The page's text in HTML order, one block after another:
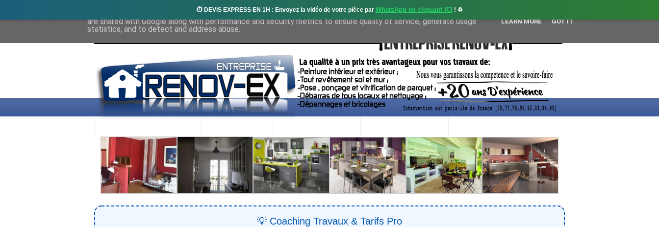
⏱️ DEVIS EXPRESS EN 1H : Envoyez la vidéo de votre pièce par WhatsApp en cliquant ICI ! ♻️
💡 Coaching Travaux & Tarifs Pro
This site uses cookies from Google to deliver its services and to analyze traffic. Your IP address and user-agent
are shared with Google along with performance and security metrics to ensure quality of service, generate usage
statistics, and to detect and address abuse.
LEARN MORE GOT IT